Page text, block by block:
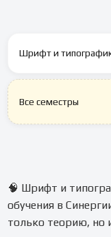
Шрифт и
Все семестры
🧠 Шрифт и
обучения в
только теорию, но